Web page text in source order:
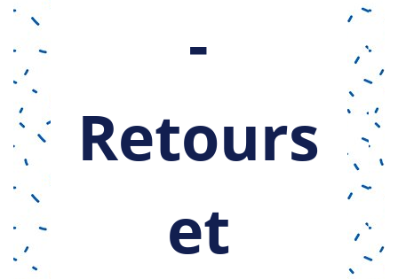
-
Retours
et